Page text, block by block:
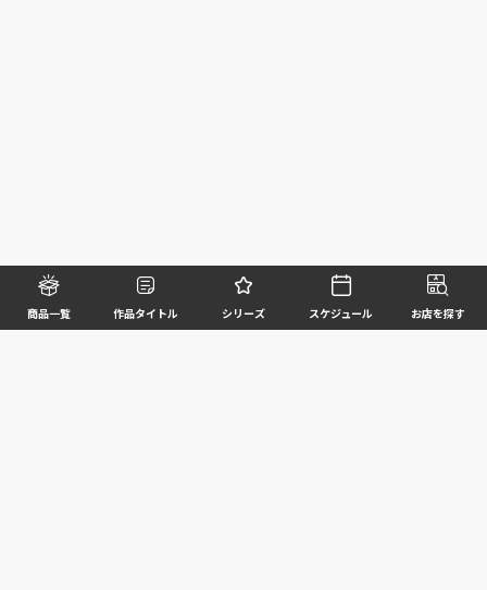
商品一覧 作品タイトル シリーズ スケジュール お店を探す